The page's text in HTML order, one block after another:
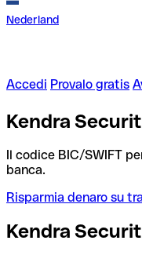
Nederland
Accedi Provalo gratis
Kendra
Il codice BIC/SWIFT
banca.
Risparmia denaro su
Kendra